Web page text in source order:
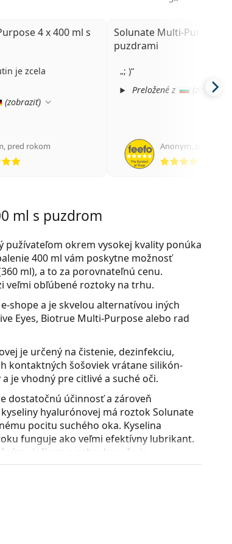
4 x 400 ml s
je zcela
(zobraziť)
, pred rokom
Solunate Multi-Purpose
puzdrami
; )
Preložené z
(zobraziť
Anonym
ml s puzdrom
pužívateľom okrem vysokej kvality ponúka
400 ml vám poskytne možnosť
ml), a to za porovnateľnú cenu.
veľmi obľúbené roztoky na trhu.
shope a je skvelou alternatívou iných
Eyes, Biotrue Multi-Purpose alebo rad
je určený na čistenie, dezinfekciu,
kontaktných šošoviek vrátane silikón-
je vhodný pre citlivé a suché oči.
dostatočnú účinnosť a zároveň
hyalurónovej má roztok Solunate
pocitu suchého oka. Kyselina
funguje ako veľmi efektívny lubrikant.
viečkom a rohovkou, čo je
tak vydržia byť dostatočne hydratované
máte puzdro pri použití roztoku vždy